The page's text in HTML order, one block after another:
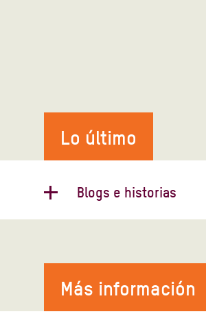
Lo último
Blogs e historias
alimentaria azotó África
Somalia se declaró la
Más información